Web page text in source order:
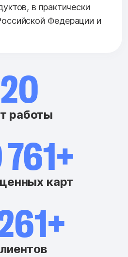
в практически
Федерации и
20
работы
карт